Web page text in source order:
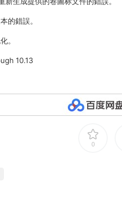
的錯誤。
。
10.13
0